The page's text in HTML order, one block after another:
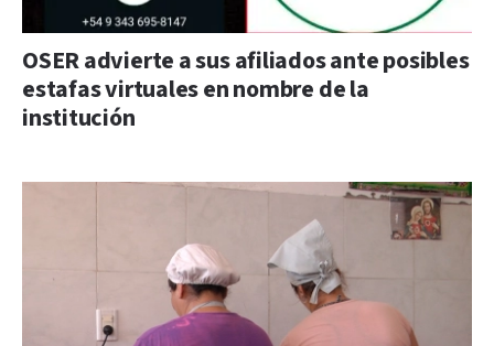
OSER advierte a sus afiliados ante posibles
estafas virtuales en nombre de la
institución